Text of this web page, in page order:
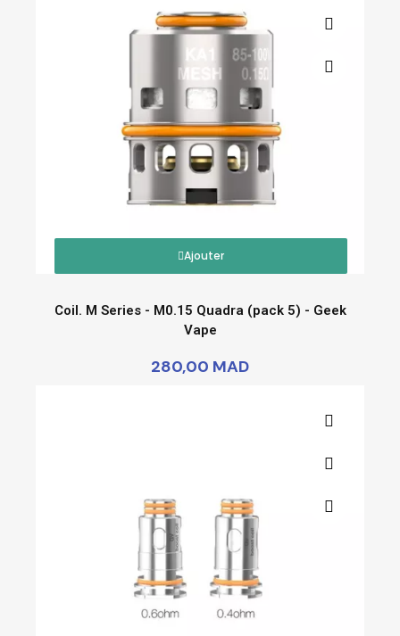
Ajouter
Coil. M Series - M0.15 Quadra (pack 5) - Geek
Vape
280,00 MAD